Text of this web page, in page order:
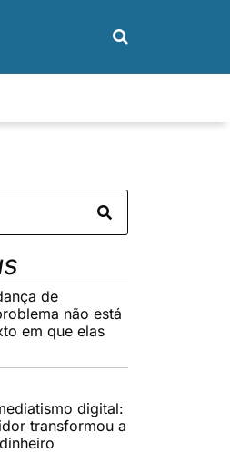
de
não está
em que elas
digital:
transformou a